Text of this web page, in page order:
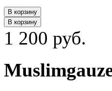
В корзину
В корзину
1 200 руб.